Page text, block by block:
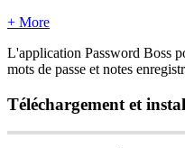
+ More
L'application Password Boss
mots de passe et notes enregistr
Téléchargement et